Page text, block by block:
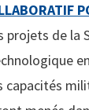
de la